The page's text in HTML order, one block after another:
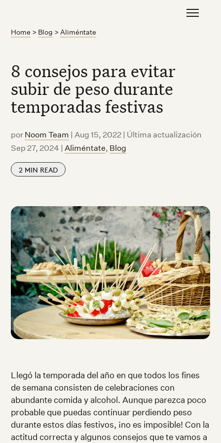
Home > Blog >Aliméntate
8 consejos para evitar
subir de peso durante
temporadas festivas
por Noom Team |Aug 15, 2022 | Última actualización
Sep 27, 2024 |Aliméntate, Blog
2 MIN READ
Llegó la temporada del año en que todos los fines
de semana consisten de celebraciones con
abundante comida y alcohol. Aunque parezca poco
probable que puedas continuar perdiendo peso
durante estos días festivos, ¡no es imposible! Con la
actitud correcta y algunos consejos que te vamos a